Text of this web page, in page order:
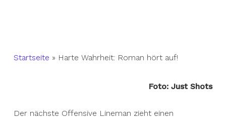
Startseite » Harte Wahrheit: Roman hört auf!
Foto: Just Shots
Der nächste Offensive Lineman zieht einen